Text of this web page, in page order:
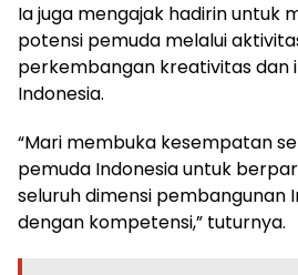
Ia juga mengajak hadirin untuk
potensi pemuda melalui
perkembangan kreativitas dan
Indonesia.
“Mari membuka kesempatan
pemuda Indonesia untuk
seluruh dimensi pembangunan
dengan kompetensi,” tuturnya.